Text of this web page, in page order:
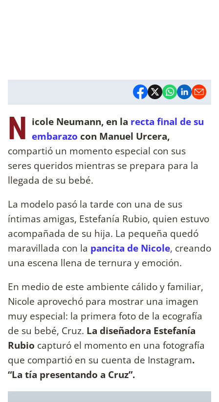
N icole Neumann, en la recta final de su
embarazo con Manuel Urcera,
compartió un momento especial con sus
seres queridos mientras se prepara para la
llegada de su bebé.
La modelo pasó la tarde con una de sus
íntimas amigas, Estefanía Rubio, quien estuvo
acompañada de su hija. La pequeña quedó
maravillada con la pancita de Nicole, creando
una escena llena de ternura y emoción.
En medio de este ambiente cálido y familiar,
Nicole aprovechó para mostrar una imagen
muy especial: la primera foto de la ecografía
de su bebé, Cruz. La diseñadora Estefanía
Rubio capturó el momento en una fotografía
que compartió en su cuenta de Instagram.
“La tía presentando a Cruz”.